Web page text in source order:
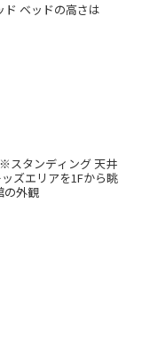
ド ベッドの高さは
スタンディング 天井
ズエリアを1Fから眺
の外観